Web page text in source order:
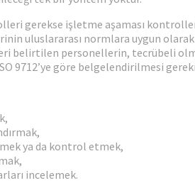
gerekse işletme aşaması
uluslararası normlara uygun
personellerin, tecrübeli
9712’ye göre belgelendirilmesi
ya da kontrol etmek,
incelemek.